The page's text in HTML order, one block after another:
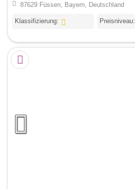
87629 Füssen, Bayern, Deutschland
Klassifizierung: Preisniveau: